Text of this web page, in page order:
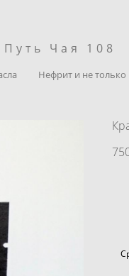
Путь Чая 108
Нефрит и не только